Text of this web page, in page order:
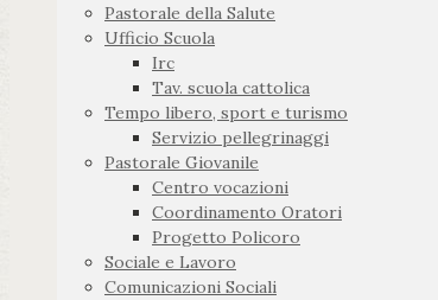
Pastorale della Salute
Ufficio Scuola
Irc
Tav. scuola cattolica
Tempo libero, sport e turismo
Servizio pellegrinaggi
Pastorale Giovanile
Centro vocazioni
Coordinamento Oratori
Progetto Policoro
Sociale e Lavoro
Comunicazioni Sociali